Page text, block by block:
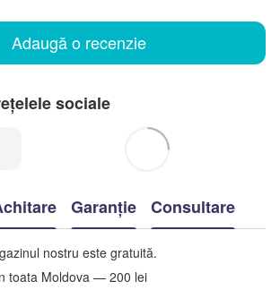
Adaugă o recenzie
sociale
Garanție Consultare
nostru este gratuită.
toata Moldova — 200 lei